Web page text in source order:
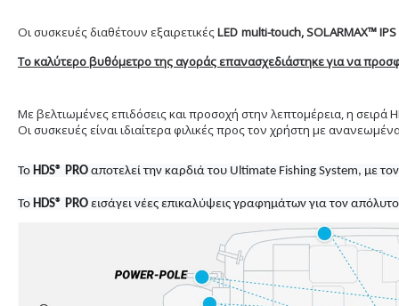
Οι συσκευές διαθέτουν εξαιρετικέςLED multi-touch,SOLARMAX™
Το καλύτερο βυθόμετρο της αγοράς επανασχεδιάστηκε για να
Με βελτιωμένες επιδόσεις και προσοχή στην λεπτομέρεια, η σειρά
Το HDS® PRO αποτελεί την καρδιά του Ultimate Fishing System, με
Το HDS® PRO εισάγει νέες επικαλύψεις γραφημάτων για τον